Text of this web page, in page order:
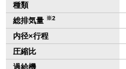
種類
総排気量 ※2
内径×行程
圧縮比
過給機